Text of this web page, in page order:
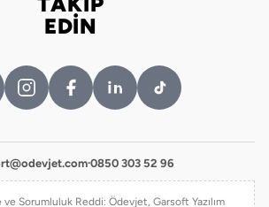
EDİN
·0850 303 52 96
Sorumluluk Reddi: Ödevjet, Garsoft Yazılım